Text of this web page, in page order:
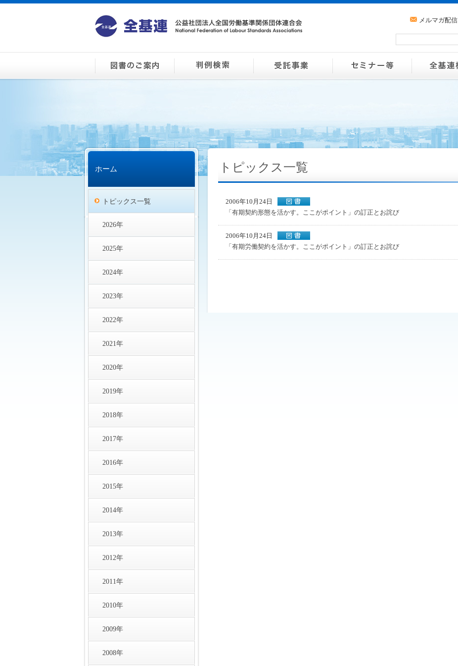
メルマガ配信
ホーム
トピックス一覧
2026年
2025年
2024年
2023年
2022年
2021年
2020年
2019年
2018年
2017年
2016年
2015年
2014年
2013年
2012年
2011年
2010年
2009年
2008年
トピックス一覧
2006年10月24日
「有期契約形態を活かす。ここがポイント」の訂正とお詫び
2006年10月24日
「有期労働契約を活かす。ここがポイント」の訂正とお詫び